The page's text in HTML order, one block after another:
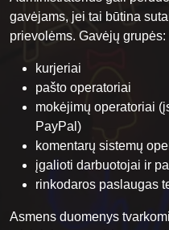
gavėjams, jei tai būtina
prievolėms. Gavėjų grupės:
kurjeriai
pašto operatoriai
mokėjimų operatoriai
PayPal)
komentarų sistemų
įgalioti darbuotojai ir
rinkodaros paslaugas
Asmens duomenys